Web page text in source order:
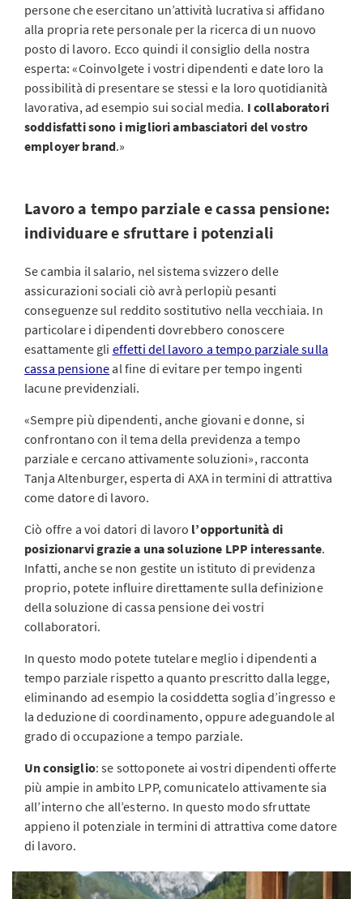
persone che esercitano un’attività lucrativa si affidano
alla propria rete personale per la ricerca di un nuovo
posto di lavoro. Ecco quindi il consiglio della nostra
esperta: «Coinvolgete i vostri dipendenti e date loro la
possibilità di presentare se stessi e la loro quotidianità
lavorativa, ad esempio sui social media. I collaboratori
soddisfatti sono i migliori ambasciatori del vostro
employer brand.»
Lavoro a tempo parziale e cassa pensione:
individuare e sfruttare i potenziali
Se cambia il salario, nel sistema svizzero delle
assicurazioni sociali ciò avrà perlopiù pesanti
conseguenze sul reddito sostitutivo nella vecchiaia. In
particolare i dipendenti dovrebbero conoscere
esattamente gli effetti del lavoro a tempo parziale sulla
cassa pensioneal fine di evitare per tempo ingenti
lacune previdenziali.
«Sempre più dipendenti, anche giovani e donne, si
confrontano con il tema della previdenza a tempo
parziale e cercano attivamente soluzioni», racconta
Tanja Altenburger, esperta di AXA in termini di attrattiva
come datore di lavoro.
Ciò offre a voi datori di lavoro l’opportunità di
posizionarvi grazie a una soluzione LPP interessante.
Infatti, anche se non gestite un istituto di previdenza
proprio, potete influire direttamente sulla definizione
della soluzione di cassa pensione dei vostri
collaboratori.
In questo modo potete tutelare meglio i dipendenti a
tempo parziale rispetto a quanto prescritto dalla legge,
eliminando ad esempio la cosiddetta soglia d’ingresso e
la deduzione di coordinamento, oppure adeguandole al
grado di occupazione a tempo parziale.
Un consiglio: se sottoponete ai vostri dipendenti offerte
più ampie in ambito LPP, comunicatelo attivamente sia
all’interno che all’esterno. In questo modo sfruttate
appieno il potenziale in termini di attrattiva come datore
di lavoro.